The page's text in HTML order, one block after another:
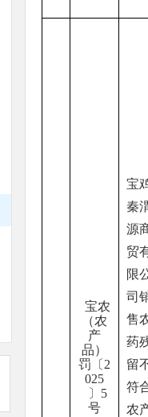
宝农
（农
产
品）
罚〔 2
025
〕 5
号
宝
秦
源
贸
限
司
售
药
留
符
农